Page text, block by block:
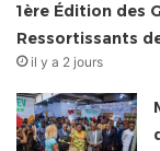
1ère Édition des
Ressortissants
il y a 2 jours